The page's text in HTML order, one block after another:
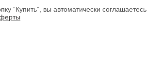
“Купить”, вы автоматически соглашаетесь